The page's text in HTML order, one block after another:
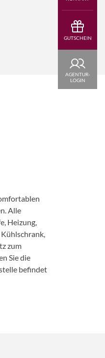
Alle
Heizung,
zum
Sie die
befindet
GUTSCHEIN
AGENTUR-
LOGIN